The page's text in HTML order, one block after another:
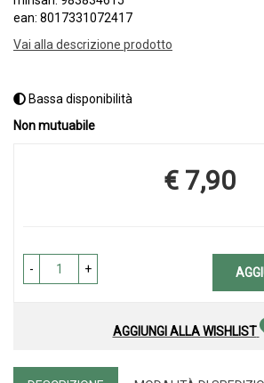
ean: 8017331072417
Vai alla descrizione prodotto
Bassa disponibilità
Non mutuabile
Prezzo
€ 7,90
- +
AGGIUNGI ALLA WISHLIST